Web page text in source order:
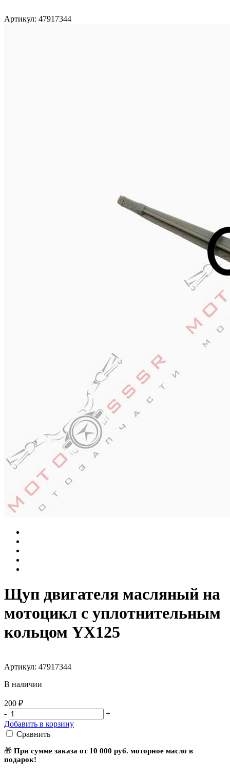
Артикул: 47917344
Щуп двигателя масляный на
мотоцикл с уплотнительным
кольцом YX125
Артикул: 47917344
В наличии
200 ₽
-
+
Добавить в корзину
Сравнить
🎁 При сумме заказа от 10 000 руб. моторное масло в
подарок!